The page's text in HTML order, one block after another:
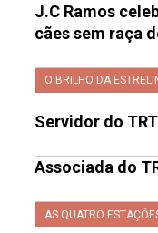
J.C Ramos
cães sem raça
O BRILHO DA
Servidor do
Associada do
AS QUATRO